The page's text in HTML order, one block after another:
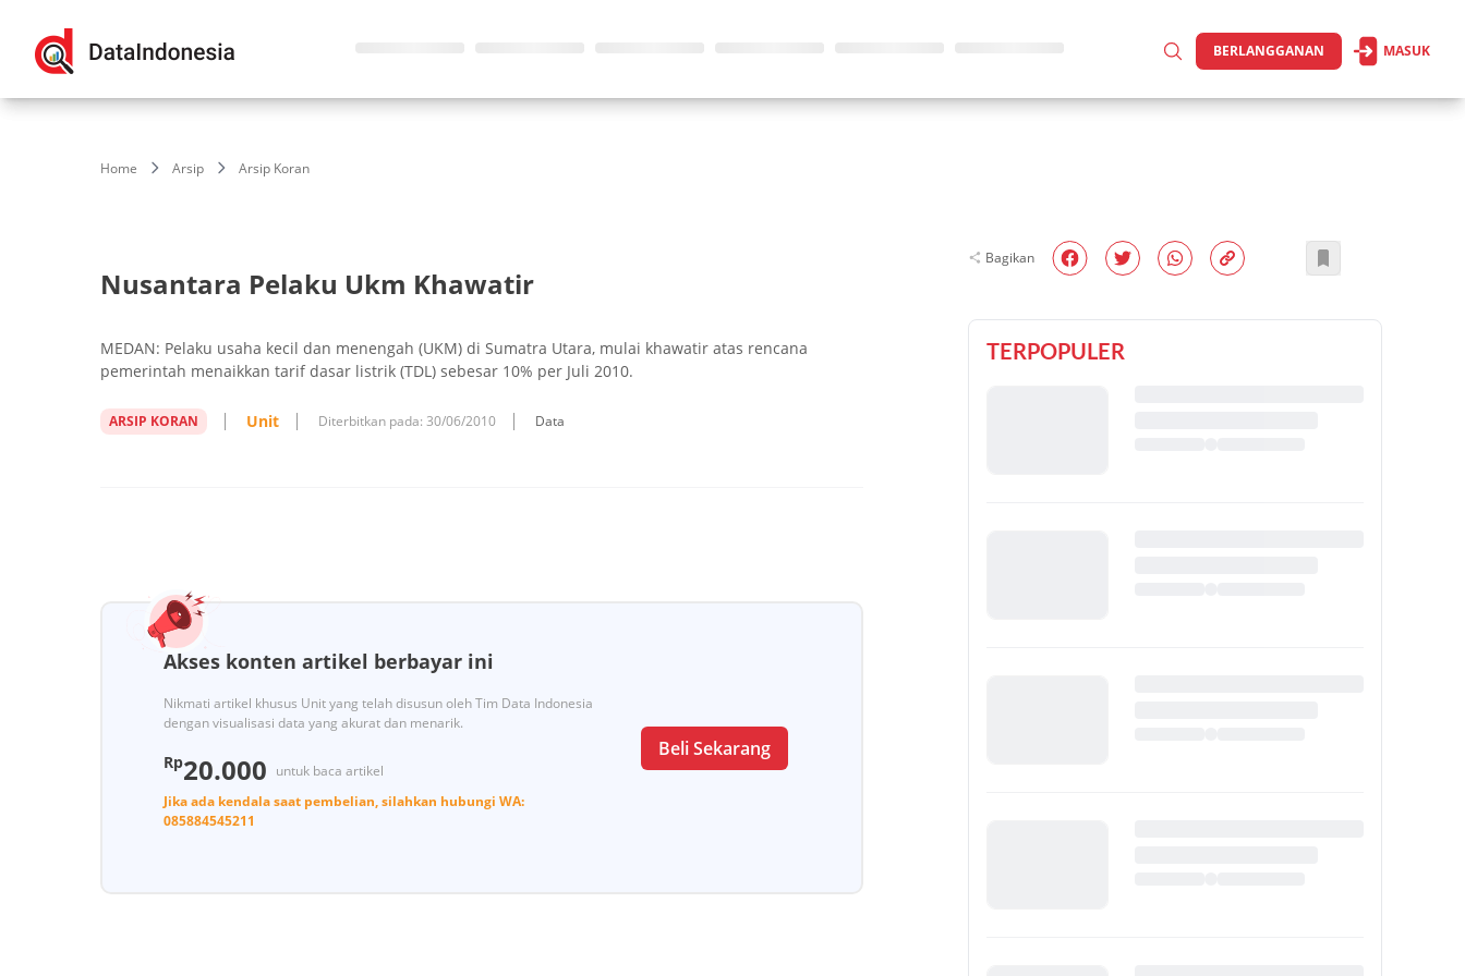
BERLANGGANAN MASUK
Home Arsip Arsip Koran
Nusantara Pelaku Ukm Khawatir
MEDAN: Pelaku usaha kecil dan menengah (UKM) di Sumatra Utara, mulai khawatir atas rencana
pemerintah menaikkan tarif dasar listrik (TDL) sebesar 10% per Juli 2010.
ARSIP KORAN Unit Diterbitkan pada: 30/06/2010 Data
Akses konten artikel berbayar ini
Nikmati artikel khusus Unit yang telah disusun oleh Tim Data Indonesia
dengan visualisasi data yang akurat dan menarik.
Rp20.000 untuk baca artikel
Jika ada kendala saat pembelian, silahkan hubungi WA:
085884545211
Beli Sekarang
Bagikan
TERPOPULER